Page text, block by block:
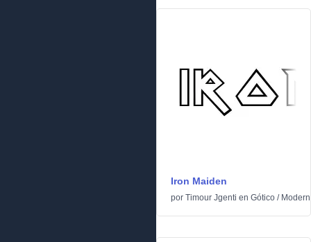
Iron Maiden
por Timour Jgenti en Gótico /